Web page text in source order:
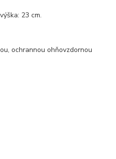
23 cm.
ochrannou ohňovzdornou